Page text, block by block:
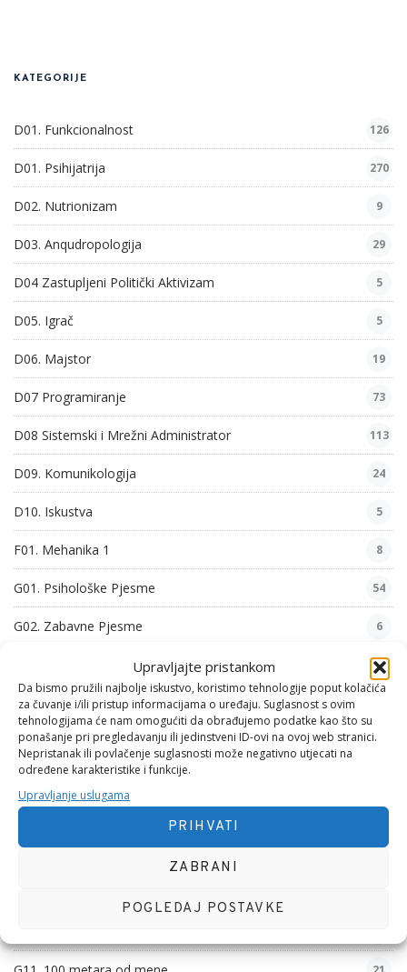
Upravljajte pristankom
Da bismo pružili najbolje iskustvo, koristimo tehnologije poput kolačića
za čuvanje i/ili pristup informacijama o uređaju. Suglasnost s ovim
tehnologijama će nam omogućiti da obrađujemo podatke kao što su
ponašanje pri pregledavanju ili jedinstveni ID-ovi na ovoj web stranici.
Nepristanak ili povlačenje suglasnosti može negativno utjecati na
određene karakteristike i funkcije.
Upravljanje uslugama
PRIHVATI
ZABRANI
POGLEDAJ POSTAVKE
KATEGORIJE
D01. Funkcionalnost 126
D01. Psihijatrija 270
D02. Nutrionizam 9
D03. Anqudropologija 29
D04 Zastupljeni Politički Aktivizam 5
D05. Igrač 5
D06. Majstor 19
D07 Programiranje 73
D08 Sistemski i Mrežni Administrator 113
D09. Komunikologija 24
D10. Iskustva 5
F01. Mehanika 1 8
G01. Psihološke Pjesme 54
G02. Zabavne Pjesme 6
G03. Filozofske Pjesme 29
G04. Domoljubne Pjesme
G05. Obiteljske Pjesme 46
G06. Nezgodne Pjesme
G07. Vjerske Pjesme